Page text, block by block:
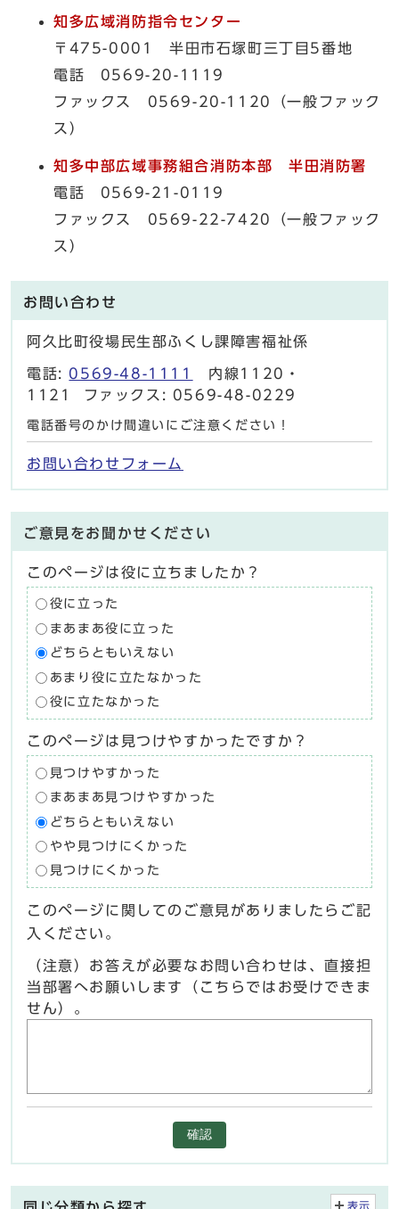
知多広域消防指令センター
〒475-0001 半田市石塚町三丁目5番地
電話 0569-20-1119
ファックス 0569-20-1120（一般ファック
ス）
知多中部広域事務組合消防本部 半田消防署
電話 0569-21-0119
ファックス 0569-22-7420（一般ファック
ス）
お問い合わせ
阿久比町役場民生部ふくし課障害福祉係
電話: 0569-48-1111
内線1120・
1121 ファックス: 0569-48-0229
電話番号のかけ間違いにご注意ください！
お問い合わせフォーム
ご意見をお聞かせください
このページは役に立ちましたか？
役に立った
まあまあ役に立った
どちらともいえない
あまり役に立たなかった
役に立たなかった
このページは見つけやすかったですか？
見つけやすかった
まあまあ見つけやすかった
どちらともいえない
やや見つけにくかった
見つけにくかった
このページに関してのご意見がありましたらご記
入ください。
（注意）お答えが必要なお問い合わせは、直接担
当部署へお願いします（こちらではお受けできま
せん）。
確認
表示